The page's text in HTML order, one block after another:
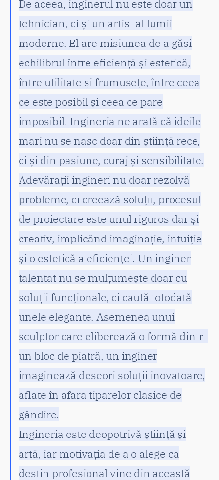
De aceea, inginerul nu este doar un
tehnician, ci și un artist al lumii
moderne. El are misiunea de a găsi
echilibrul între eficiență și estetică,
între utilitate și frumusețe, între ceea
ce este posibil și ceea ce pare
imposibil. Ingineria ne arată că ideile
mari nu se nasc doar din știință rece,
ci și din pasiune, curaj și sensibilitate.
Adevărații ingineri nu doar rezolvă
probleme, ci creează soluții, procesul
de proiectare este unul riguros dar și
creativ, implicând imaginație, intuiție
și o estetică a eficienței. Un inginer
talentat nu se mulțumește doar cu
soluții funcționale, ci caută totodată
unele elegante. Asemenea unui
sculptor care eliberează o formă dintr-
un bloc de piatră, un inginer
imaginează deseori soluții inovatoare,
aflate în afara tiparelor clasice de
gândire.
Ingineria este deopotrivă știință și
artă, iar motivația de a o alege ca
destin profesional vine din această